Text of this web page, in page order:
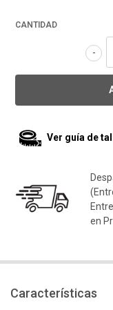
CANTIDAD
-
Ver guía de
en
Características